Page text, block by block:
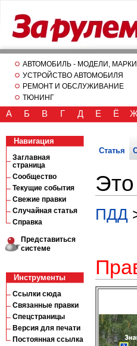
АВТОМОБИЛЬ - МОДЕЛИ, МАРКИ
УСТРОЙСТВО АВТОМОБИЛЯ
РЕМОНТ И ОБСЛУЖИВАНИЕ
ТЮНИНГ
А Б В Г Д Е Ё
Навигация
Заглавная
страница
Сообщество
Текущие события
Свежие правки
Случайная статья
Справка
Представиться
системе
Инструменты
Ссылки сюда
Связанные правки
Спецстраницы
Версия для печати
Постоянная ссылка
Статья
ПДД